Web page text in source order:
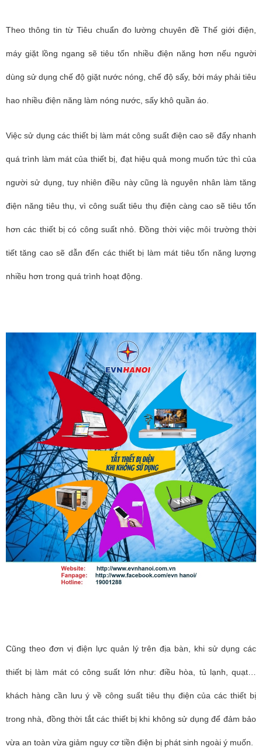
Theo thông tin từ Tiêu chuẩn đo lường chuyên đề Thế giới điện,
máy giặt lồng ngang sẽ tiêu tốn nhiều điện năng hơn nếu người
dùng sử dụng chế độ giặt nước nóng, chế độ sấy, bởi máy phải tiêu
hao nhiều điện năng làm nóng nước, sấy khô quần áo.
Việc sử dụng các thiết bị làm mát công suất điện cao sẽ đẩy nhanh
quá trình làm mát của thiết bị, đạt hiệu quả mong muốn tức thì của
người sử dụng, tuy nhiên điều này cũng là nguyên nhân làm tăng
điện năng tiêu thụ, vì công suất tiêu thụ điện càng cao sẽ tiêu tốn
hơn các thiết bị có công suất nhỏ. Đồng thời việc môi trường thời
tiết tăng cao sẽ dẫn đến các thiết bị làm mát tiêu tốn năng lượng
nhiều hơn trong quá trình hoạt động.
Cũng theo đơn vị điện lực quản lý trên địa bàn, khi sử dụng các
thiết bị làm mát có công suất lớn như: điều hòa, tủ lạnh, quạt…
khách hàng cần lưu ý về công suất tiêu thụ điện của các thiết bị
trong nhà, đồng thời tắt các thiết bị khi không sử dụng để đảm bảo
vừa an toàn vừa giảm nguy cơ tiền điện bị phát sinh ngoài ý muốn.